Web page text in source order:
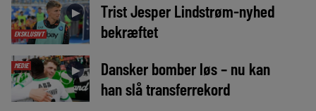
EKSKLUSIVT
►
Trist Jesper Lindstrøm-nyhed
bekræftet
MEDIE ►
Dansker bomber løs – nu kan
han slå transferrekord